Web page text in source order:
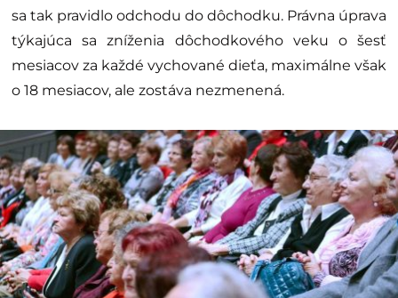
sa tak pravidlo odchodu do dôchodku. Právna úprava
týkajúca sa zníženia dôchodkového veku o šesť
mesiacov za každé vychované dieťa, maximálne však
o 18 mesiacov, ale zostáva nezmenená.